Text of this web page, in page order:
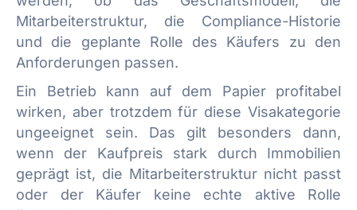
Mitarbeiterstruktur, die Compliance-Historie
und die geplante Rolle des Käufers zu den
Anforderungen passen.
Ein Betrieb kann auf dem Papier profitabel
wirken, aber trotzdem für diese Visakategorie
ungeeignet sein. Das gilt besonders dann,
wenn der Kaufpreis stark durch Immobilien
geprägt ist, die Mitarbeiterstruktur nicht passt
oder der Käufer keine echte aktive Rolle